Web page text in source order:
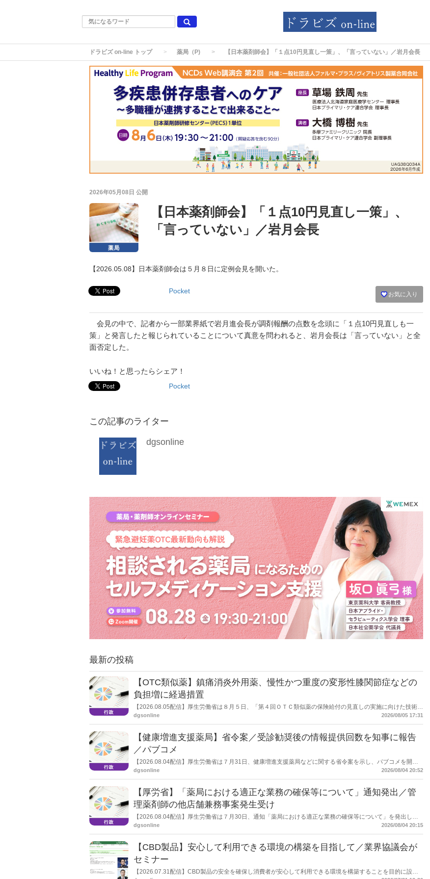
ドラビズ on-line トップ 薬局（P) 【日本薬剤師会】「１点10円見直し一策」、「言っていない」／岩月会長
2026年05月08日 公開
【日本薬剤師会】「１点10円見直し一策」、
「言っていない」／岩月会長
【2026.05.08】日本薬剤師会は５月８日に定例会見を開いた。
お気に入り
Pocket
会見の中で、記者から一部業界紙で岩月進会長が調剤報酬の点数を念頭に「１点10円見直しも一
策」と発言したと報じられていることについて真意を問われると、岩月会長は「言っていない」と全
面否定した。
いいね！と思ったらシェア！
Pocket
この記事のライター
dgsonline
最新の投稿
【OTC類似薬】鎮痛消炎外用薬、慢性かつ重度の変形性膝関節症などの
負担増に経過措置
【2026.08.05配信】厚生労働省は８月５日、「第４回ＯＴＣ類似薬の保険給付の見直しの実施に向けた技術的
検討会」を開催。「中間とりまとめ（案）」を提示し了承した。今後、社会保障審議会医療保険部会等に報告
dgsonline 2026/08/05 17:31
【健康増進支援薬局】省令案／受診勧奨後の情報提供回数を知事に報告
／パブコメ
【2026.08.04配信】厚生労働省は７月31日、健康増進支援薬局などに関する省令案を示し、パブコメを開始
した。受診勧奨を行った後に、当該医療機関や連携機関に対して、利用者の相談内容や薬剤及び医薬品に関す
dgsonline 2026/08/04 20:52
【厚労省】「薬局における適正な業務の確保等について」通知発出／管
理薬剤師の他店舗兼務事案発生受け
【2026.08.04配信】厚生労働省は７月30日、通知「薬局における適正な業務の確保等について」を発出し
た。
dgsonline 2026/08/04 20:15
【CBD製品】安心して利用できる環境の構築を目指して／業界協議会が
セミナー
【2026.07.31配信】CBD製品の安全を確保し消費者が安心して利用できる環境を構築することを目的に設立